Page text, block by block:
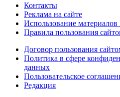
Контакты
Реклама на сайте
Использование материалов
Правила пользования
Договор пользования
Политика в сфере
данных
Пользовательское
Редакция